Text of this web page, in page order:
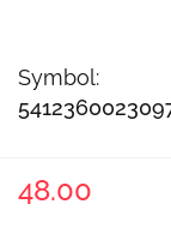
Symbol:
48.00